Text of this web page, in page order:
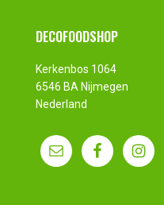
DECOFOODSHOP
Kerkenbos 1064
6546 BA Nijmegen
Nederland